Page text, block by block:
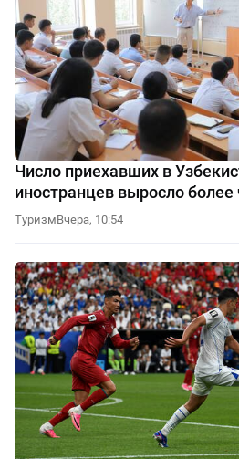
Число приехавших в
иностранцев выросло
ТуризмВчера, 10:54